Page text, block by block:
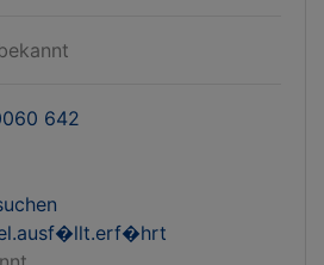
642